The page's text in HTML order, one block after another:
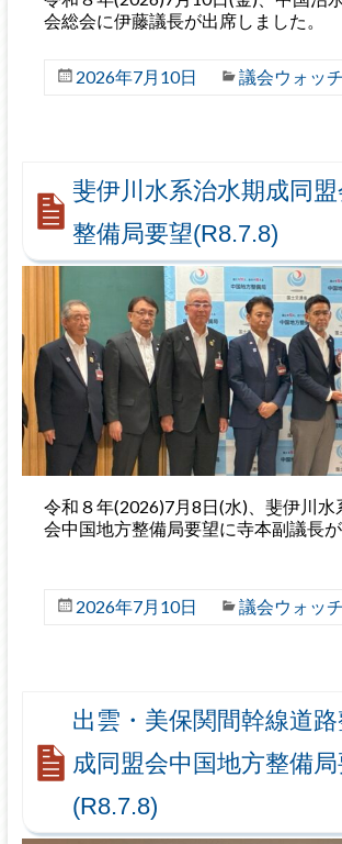
会総会に伊藤議長が出席しました。
2026年7月10日 議会ウォッチ
斐伊川水系治水期成同
整備局要望(R8.7.8)
令和８年(2026)7月8日(水)、斐伊川水
会中国地方整備局要望に寺本副議長が
2026年7月10日 議会ウォッチ
出雲・美保関間幹線道
成同盟会中国地方整備局
(R8.7.8)